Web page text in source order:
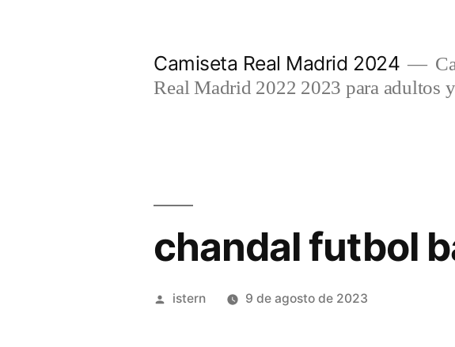
Camiseta Real Madrid 2024
Real Madrid 2022 2023 para adultos
chandal futbol
Publicado
istern 9 de agosto de 2023